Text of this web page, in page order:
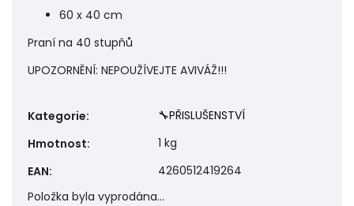
60 x 40 cm
Praní na 40 stupňů
UPOZORNĚNÍ: NEPOUŽÍVEJTE AVIVÁŽ!!!
Kategorie:
🔧PŘISLUŠENSTVÍ
Hmotnost:
1 kg
EAN:
4260512419264
Položka byla vyprodána…